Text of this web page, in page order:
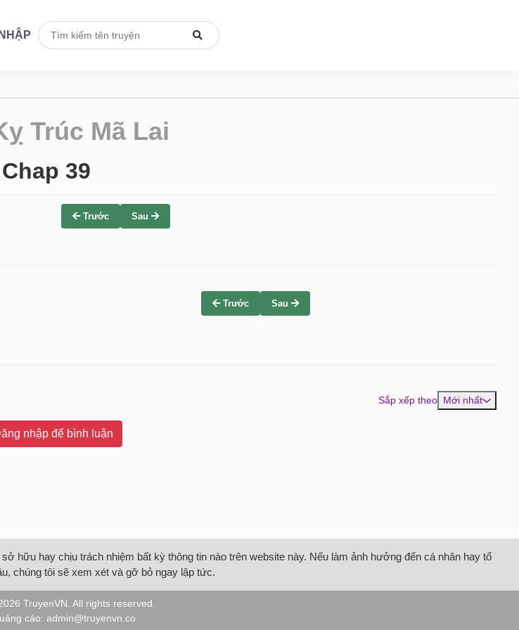
Trúc Mã Lai
Chap 39
Trước Sau
Trước Sau
Sắp xếp theo Mới nhất
nhập để bình luận
hữu hay chịu trách nhiệm bất kỳ thông tin nào trên website này. Nếu làm ảnh hưởng đến cá nhân hay tổ
chúng tôi sẽ xem xét và gỡ bỏ ngay lập tức.
TruyenVN . All rights reserved.
cáo: admin@truyenvn.co